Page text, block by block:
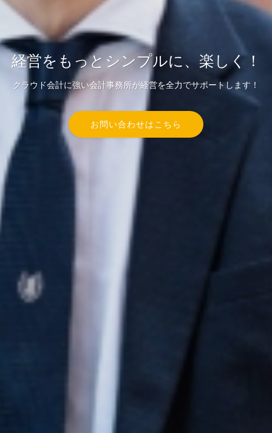
経営をもっとシンプルに、楽しく！
クラウド会計に強い会計事務所が経営を全力でサポートします！
お問い合わせはこちら